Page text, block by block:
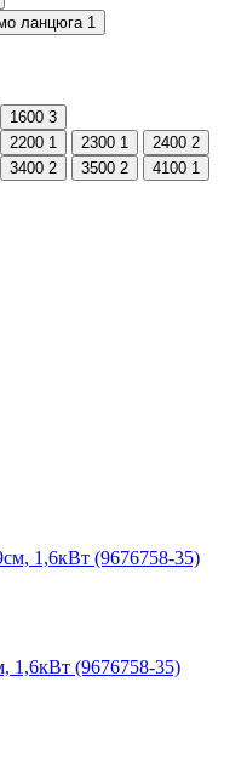
ланцюга 1
1600 3
2200 1 2300 1 2400 2
3400 2 3500 2 4100 1
1,6кВт (9676758-35)